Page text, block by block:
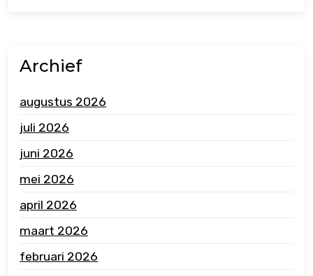
Archief
augustus 2026
juli 2026
juni 2026
mei 2026
april 2026
maart 2026
februari 2026